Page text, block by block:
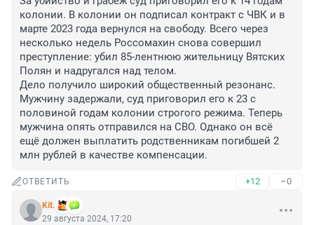
колонии. В колонии он подписал контракт с ЧВК и в
марте 2023 года вернулся на свободу. Всего через
несколько недель Россомахин снова совершил
преступление: убил 85-лентнюю жительницу Вятских
Полян и надругался над телом.
Дело получило широкий общественный резонанс.
Мужчину задержали, суд приговорил его к 23 с
половиной годам колонии строгого режима. Теперь
мужчина опять отправился на СВО. Однако он всё
ещё должен выплатить родственникам погибшей 2
млн рублей в качестве компенсации.
ОТВЕТИТЬ +12 –0
Kit.
29 августа 2024, 17:20